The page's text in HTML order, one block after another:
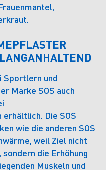
und
Marke SOS auch
Die SOS
wie die anderen SOS
weil Ziel nicht
die Erhöhung
Muskeln und